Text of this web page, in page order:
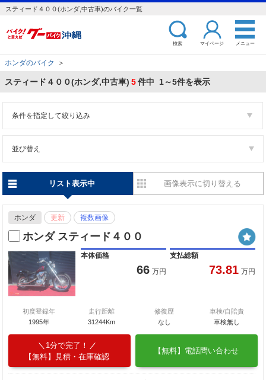
スティード４００(ホンダ,中古車)のバイク一覧
検索 マイページ メニュー
ホンダのバイク ＞
スティード４００(ホンダ,中古車) 5件中 1～5件を表示
条件を指定して絞り込み
並び替え
リスト表示中 画像表示に切り替える
ホンダ 更新 複数画像
ホンダ スティード４００
本体価格
66 万円
支払総額
73.81 万円
初度登録年
1995年
走行距離
31244Km
修復歴
なし
車検/自賠責
車検無し
1分で完了！
【無料】見積・在庫確認
【無料】電話問い合わせ